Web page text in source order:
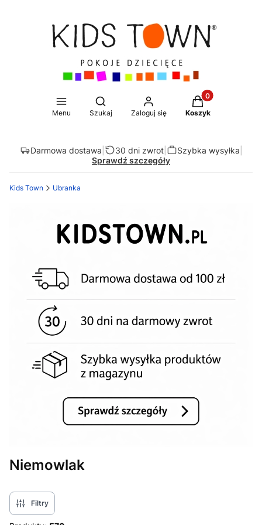
Menu
Otwórz wyszukiwarkę
Szukaj Zaloguj się
Produkty w
Koszyk
Darmowa dostawa 30 dni zwrot| Szybka wysyłka
Sprawdź szczegóły
Kids Town Ubranka
Niemowlak
Filtry